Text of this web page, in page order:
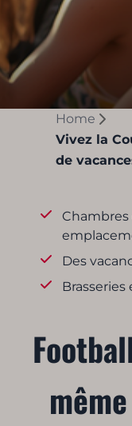
Home
Vivez la
de
Chambres
Des